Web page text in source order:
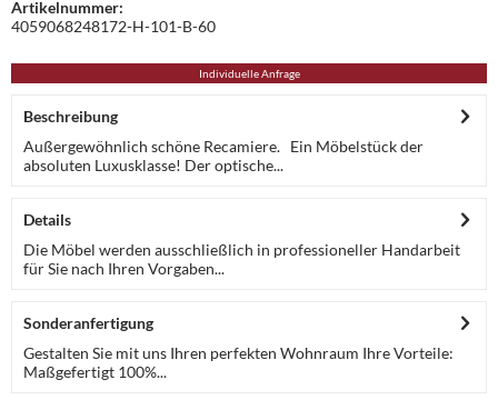
Artikelnummer:
4059068248172-H-101-B-60
Individuelle Anfrage
Beschreibung
Außergewöhnlich schöne Recamiere. Ein Möbelstück der
absoluten Luxusklasse! Der optische...
Details
Die Möbel werden ausschließlich in professioneller Handarbeit
für Sie nach Ihren Vorgaben...
Sonderanfertigung
Gestalten Sie mit uns Ihren perfekten Wohnraum Ihre Vorteile:
Maßgefertigt 100%...